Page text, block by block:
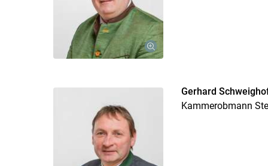
Gerhard
Kammerobmann